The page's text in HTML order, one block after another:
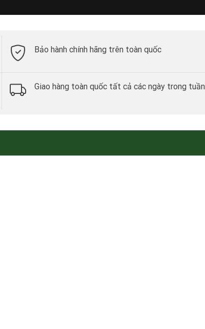
Bảo hành chính hãng trên toàn quốc
Giao hàng toàn quốc tất cả các ngày trong tuần